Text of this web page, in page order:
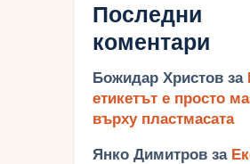
Последни
коментари
Божидар Христов за
етикетът е просто
върху пластмасата
Янко Димитров за